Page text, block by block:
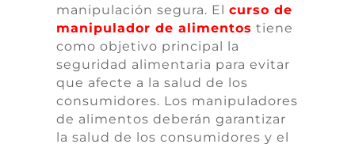
manipulación segura. El curso de
manipulador de alimentos tiene
como objetivo principal la
seguridad alimentaria para evitar
que afecte a la salud de los
consumidores. Los manipuladores
de alimentos deberán garantizar
la salud de los consumidores y el